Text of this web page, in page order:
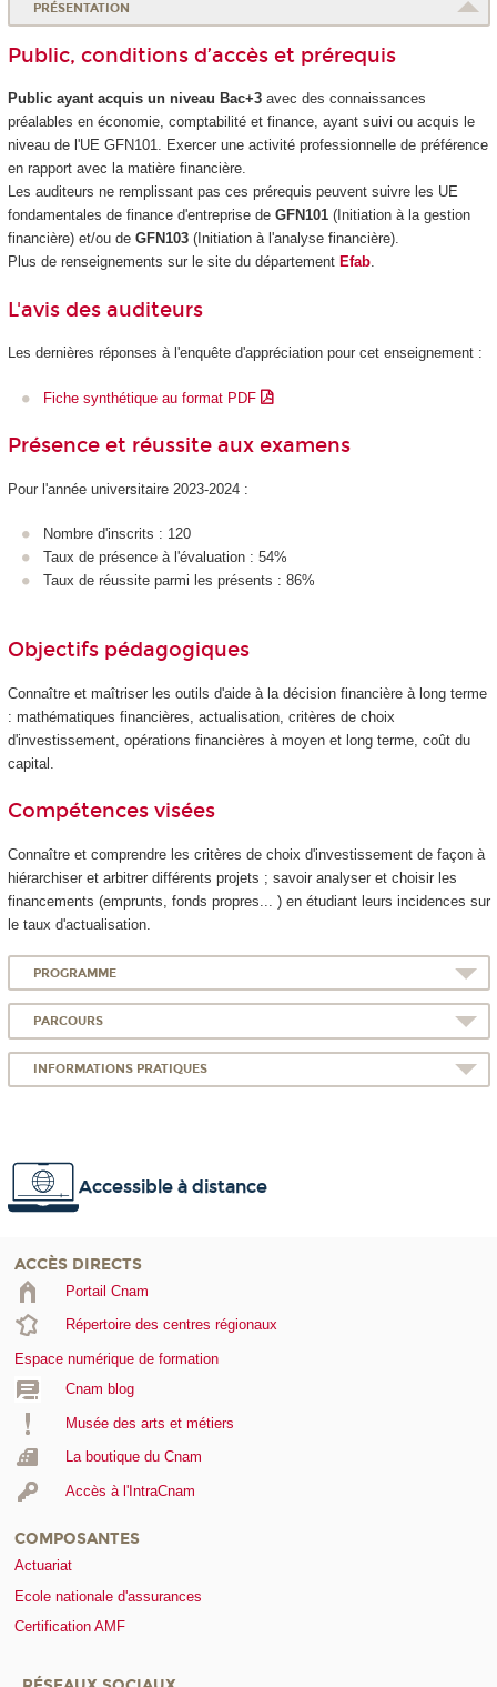
PRÉSENTATION
Public, conditions d’accès et prérequis
Public ayant acquis un niveau Bac+3avec des connaissances
préalables en économie, comptabilité et finance, ayant suivi ou acquis le
niveau de l'UE GFN101. Exercer une activité professionnelle de préférence
en rapport avec la matière financière.
Les auditeurs ne remplissant pas ces prérequis peuvent suivre les UE
fondamentales de finance d'entreprise de GFN101(Initiation à la gestion
financière) et/ou de GFN103(Initiation à l'analyse financière).
Plus de renseignements sur le site du département Efab.
L'avis des auditeurs
Les dernières réponses à l'enquête d'appréciation pour cet enseignement :
Fiche synthétique au format PDF
Présence et réussite aux examens
Pour l'année universitaire 2023-2024 :
Nombre d'inscrits : 120
Taux de présence à l'évaluation : 54%
Taux de réussite parmi les présents : 86%
Objectifs pédagogiques
Connaître et maîtriser les outils d'aide à la décision financière à long terme
: mathématiques financières, actualisation, critères de choix
d'investissement, opérations financières à moyen et long terme, coût du
capital.
Compétences visées
Connaître et comprendre les critères de choix d'investissement de façon à
hiérarchiser et arbitrer différents projets ; savoir analyser et choisir les
financements (emprunts, fonds propres... ) en étudiant leurs incidences sur
le taux d'actualisation.
PROGRAMME
PARCOURS
INFORMATIONS PRATIQUES
Accessible à distance
ACCÈS DIRECTS
Portail Cnam
Répertoire des centres régionaux
Espace numérique de formation
Cnam blog
Musée des arts et métiers
La boutique du Cnam
Accès à l'IntraCnam
COMPOSANTES
Actuariat
Ecole nationale d'assurances
Certification AMF